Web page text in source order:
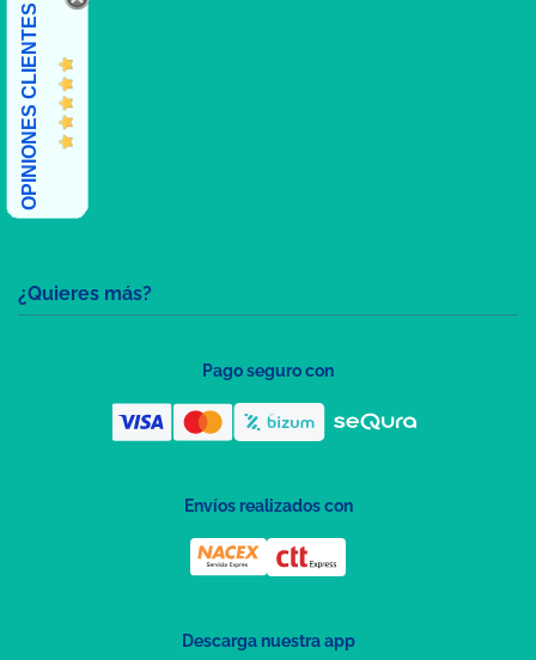
¿Quieres más?
OPINIONES CLIENTES
Pago seguro con
Envíos realizados con
Descarga nuestra app